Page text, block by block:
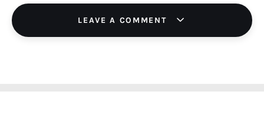
LEAVE A COMMENT